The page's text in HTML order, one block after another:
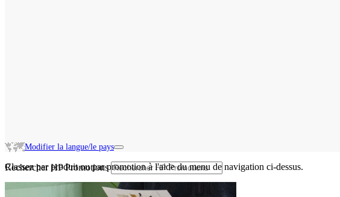
Modifier la langue/le pays
Rechercher HP Promotions
Classez par produit ou par promotion à l'aide du menu de navigation ci-dessus.